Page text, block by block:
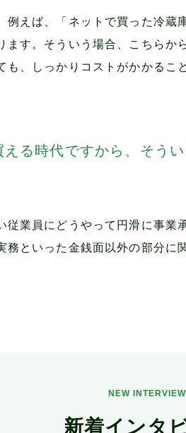
えば、「ネットで買った冷
す。そういう場合、こちら
、しっかりコストがかかる
る時代ですから、そう
業員にどうやって円滑に事
といった金銭面以外の部分
NEW INTERVIEW
新着インタ